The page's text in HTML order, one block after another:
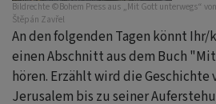
Bildrechte ©Bohem Press aus „Mit Gott unterwegs“
Štěpán Zavřel
An den folgenden Tagen könnt Ihr/
einen Abschnitt aus dem Buch
hören. Erzählt wird die Geschichte
Jerusalem bis zu seiner